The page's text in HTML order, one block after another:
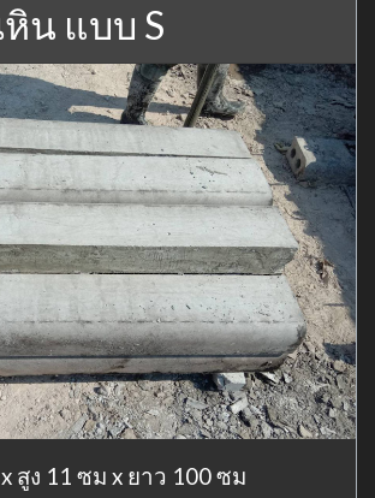
น แบบ S
สูง 11 ซม x ยาว 100 ซม